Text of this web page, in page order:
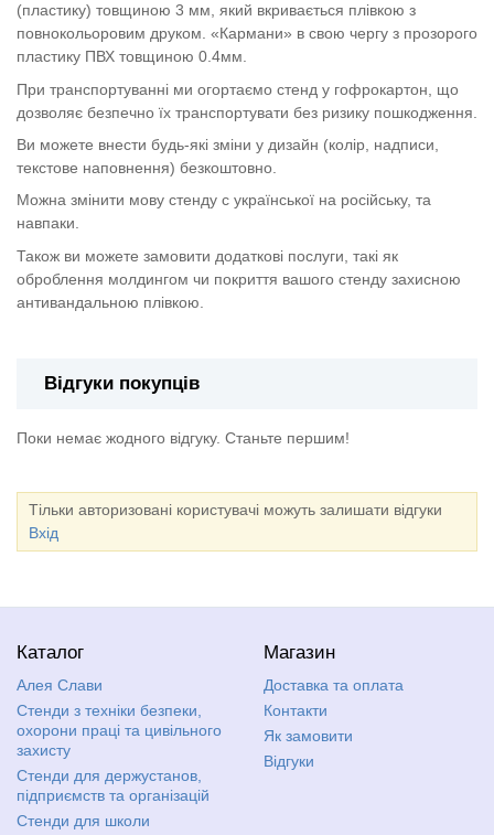
(пластику) товщиною 3 мм, який вкривається плівкою з
повнокольоровим друком. «Кармани» в свою чергу з прозорого
пластику ПВХ товщиною 0.4мм.
При транспортуванні ми огортаємо стенд у гофрокартон, що
дозволяє безпечно їх транспортувати без ризику пошкодження.
Ви можете внести будь-які зміни у дизайн (колір, надписи,
текстове наповнення) безкоштовно.
Можна змінити мову стенду с української на російську, та
навпаки.
Також ви можете замовити додаткові послуги, такі як
оброблення молдингом чи покриття вашого стенду захисною
антивандальною плівкою.
Відгуки покупців
Поки немає жодного відгуку. Станьте першим!
Тільки авторизовані користувачі можуть залишати відгуки
Вхід
Каталог
Алея Слави
Стенди з техніки безпеки,
охорони праці та цивільного
захисту
Стенди для держустанов,
підприємств та організацій
Стенди для школи
Магазин
Доставка та оплата
Контакти
Як замовити
Відгуки